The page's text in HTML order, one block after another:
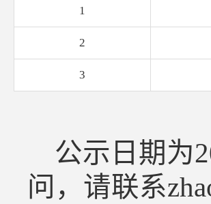
1
2
3
公示日期为
问，请联系